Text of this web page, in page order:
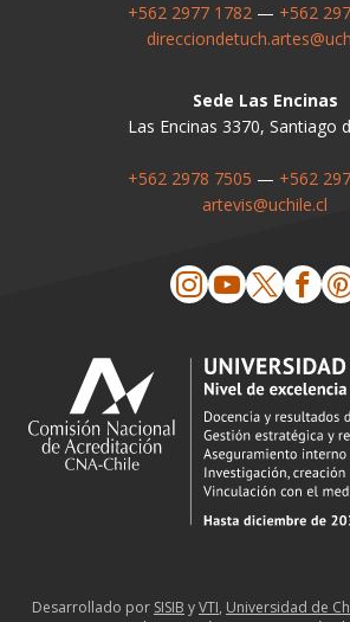
+562 2977 1782— +562
Sede Las Encinas
Las Encinas 3370, Santiago
+562 2978 7505 — +562
artevis@uchile.cl
Desarrollado por SISIB yVTI, Universidad de